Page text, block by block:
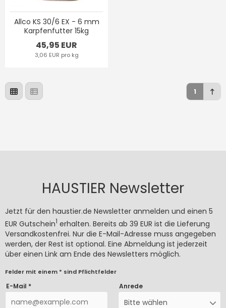
Allco KS 30/6 EX - 6 mm
Karpfenfutter 15kg
45,95 EUR
3,06 EUR pro kg
1
HAUSTIER Newsletter
Jetzt für den haustier.de Newsletter anmelden und einen 5
EUR Gutschein1 erhalten. Bereits ab 39 EUR ist die Lieferung
Versandkostenfrei. Nur die E-Mail-Adresse muss angegeben
werden, der Rest ist optional. Eine Abmeldung ist jederzeit
über einen Link am Ende des Newsletters möglich.
Felder mit einem * sind Pflichtfelder
E-Mail * Anrede
Bitte wählen